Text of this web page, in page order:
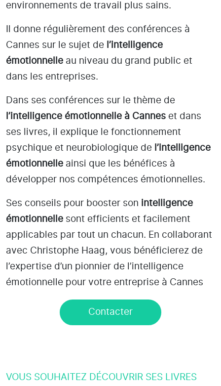
environnements de travail plus sains.
Il donne régulièrement des conférences à
Cannes sur le sujet de l’intelligence
émotionnelle au niveau du grand public et
dans les entreprises.
Dans ses conférences sur le thème de
l’intelligence émotionnelle à Cannes et dans
ses livres, il explique le fonctionnement
psychique et neurobiologique de l’intelligence
émotionnelle ainsi que les bénéfices à
développer nos compétences émotionnelles.
Ses conseils pour booster son intelligence
émotionnelle sont efficients et facilement
applicables par tout un chacun. En collaborant
avec Christophe Haag, vous bénéficierez de
l’expertise d’un pionnier de l’intelligence
émotionnelle pour votre entreprise à Cannes
Contacter
VOUS SOUHAITEZ DÉCOUVRIR SES LIVRES